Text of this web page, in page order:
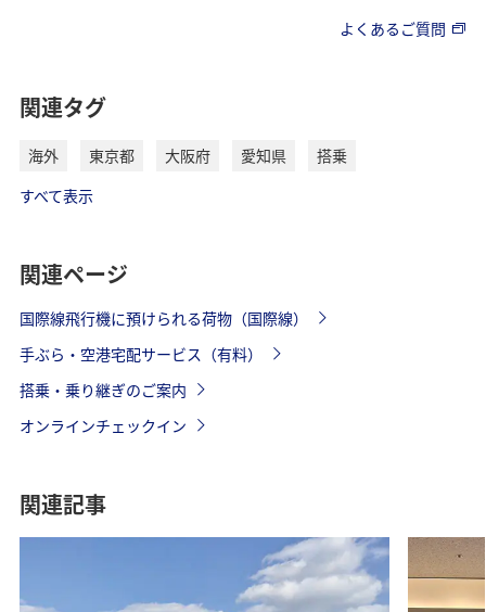
よくあるご質問
関連タグ
海外 東京都 大阪府 愛知県
搭乗
すべて表示
関連ページ
国際線飛行機に預けられる荷物（国際線）
手ぶら・空港宅配サービス（有料）
搭乗・乗り継ぎのご案内
オンラインチェックイン
関連記事